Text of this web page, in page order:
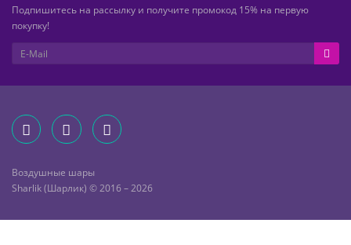
Подпишитесь на рассылку и получите промокод 15% на первую
покупку!
Воздушные шары
Sharlik (Шарлик) © 2016 – 2026